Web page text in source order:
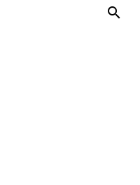
search